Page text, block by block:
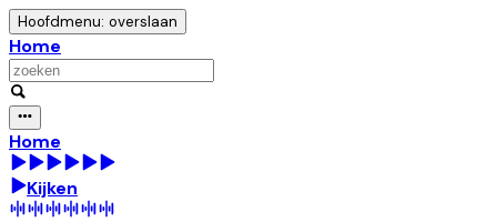
Hoofdmenu: overslaan
Home
Home
Kijken